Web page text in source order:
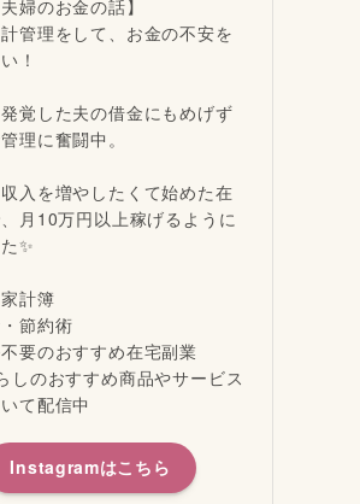
婦のお金の話】
管理をして、お金の不安を
！
覚した夫の借金にもめげず
理に奮闘中。
入を増やしたくて始めた在
月10万円以上稼げるように
✨
計簿
節約術
不要のおすすめ在宅副業
しのおすすめ商品やサービス
て配信中
Instagramはこちら